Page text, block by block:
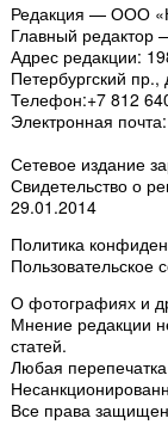
Редакция — ООО
Главный
Адрес редакции:
Петербургский
Телефон:+7 812
Электронная почта:
Сетевое издание
Свидетельство о
29.01.2014
Политика
Пользовательское
О фотографиях и
Мнение редакции
статей.
Любая
Все права